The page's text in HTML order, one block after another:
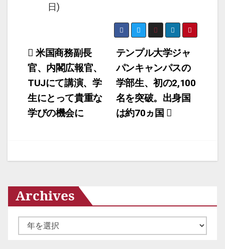
日)
投
稿
ナ
ビ
シ
ン
テンプル大学ジャ
パンキャンパスの
学部生、初の2,100
名を突破。出身国
は約70ヵ国
米国商務副長
官、内閣広報官、
TUJにて講演、学
生にとって貴重な
学びの機会に
Archives
ー